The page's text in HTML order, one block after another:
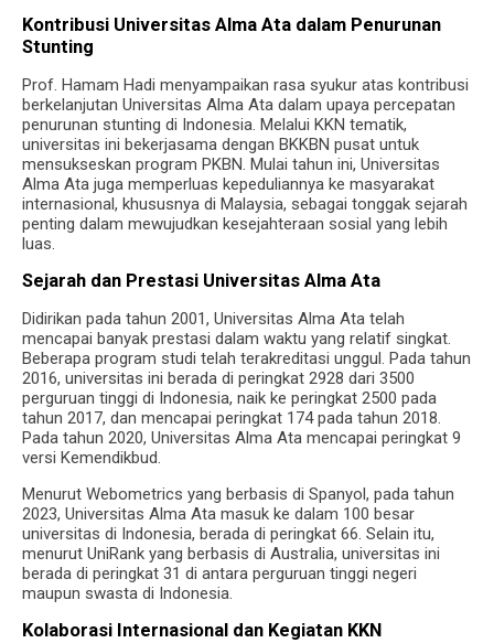
Kontribusi Universitas Alma Ata dalam Penurunan
Stunting
Prof. Hamam Hadi menyampaikan rasa syukur atas kontribusi
berkelanjutan Universitas Alma Ata dalam upaya percepatan
penurunan stunting di Indonesia. Melalui KKN tematik,
universitas ini bekerjasama dengan BKKBN pusat untuk
mensukseskan program PKBN. Mulai tahun ini, Universitas
Alma Ata juga memperluas kepeduliannya ke masyarakat
internasional, khususnya di Malaysia, sebagai tonggak sejarah
penting dalam mewujudkan kesejahteraan sosial yang lebih
luas.
Sejarah dan Prestasi Universitas Alma Ata
Didirikan pada tahun 2001, Universitas Alma Ata telah
mencapai banyak prestasi dalam waktu yang relatif singkat.
Beberapa program studi telah terakreditasi unggul. Pada tahun
2016, universitas ini berada di peringkat 2928 dari 3500
perguruan tinggi di Indonesia, naik ke peringkat 2500 pada
tahun 2017, dan mencapai peringkat 174 pada tahun 2018.
Pada tahun 2020, Universitas Alma Ata mencapai peringkat 9
versi Kemendikbud.
Menurut Webometrics yang berbasis di Spanyol, pada tahun
2023, Universitas Alma Ata masuk ke dalam 100 besar
universitas di Indonesia, berada di peringkat 66. Selain itu,
menurut UniRank yang berbasis di Australia, universitas ini
berada di peringkat 31 di antara perguruan tinggi negeri
maupun swasta di Indonesia.
Kolaborasi Internasional dan Kegiatan KKN